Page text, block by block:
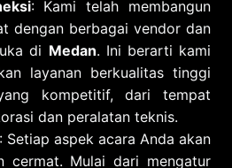
: Kami telah membangun
dengan berbagai vendor dan
di Medan. Ini berarti kami
layanan berkualitas tinggi
kompetitif, dari tempat
dan peralatan teknis.
: Setiap aspek acara Anda akan
cermat. Mulai dari mengatur